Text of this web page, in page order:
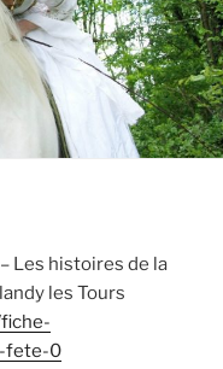
– Les histoires de la
les Tours
fete-0